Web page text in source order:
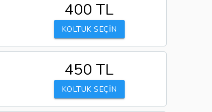
400 TL
KOLTUK SEÇİN
450 TL
KOLTUK SEÇİN